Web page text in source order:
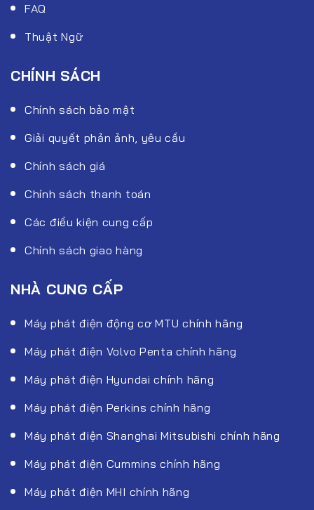
FAQ
Thuật Ngữ
CHÍNH SÁCH
Chính sách bảo mật
Giải quyết phản ảnh, yêu cầu
Chính sách giá
Chính sách thanh toán
Các điều kiện cung cấp
Chính sách giao hàng
NHÀ CUNG CẤP
Máy phát điện động cơ MTU chính hãng
Máy phát điện Volvo Penta chính hãng
Máy phát điện Hyundai chính hãng
Máy phát điện Perkins chính hãng
Máy phát điện Shanghai Mitsubishi chính hãng
Máy phát điện Cummins chính hãng
Máy phát điện MHI chính hãng